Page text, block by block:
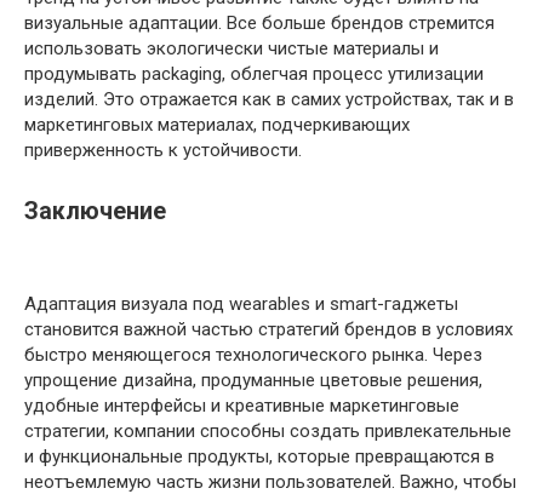
визуальные адаптации. Все больше брендов стремится
использовать экологически чистые материалы и
продумывать packaging, облегчая процесс утилизации
изделий. Это отражается как в самих устройствах, так и в
маркетинговых материалах, подчеркивающих
приверженность к устойчивости.
Заключение
Адаптация визуала под wearables и smart-гаджеты
становится важной частью стратегий брендов в условиях
быстро меняющегося технологического рынка. Через
упрощение дизайна, продуманные цветовые решения,
удобные интерфейсы и креативные маркетинговые
стратегии, компании способны создать привлекательные
и функциональные продукты, которые превращаются в
неотъемлемую часть жизни пользователей. Важно, чтобы